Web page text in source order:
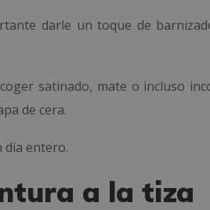
darle un toque de
satinado, mate o incluso
de cera.
día entero.
a la tiza